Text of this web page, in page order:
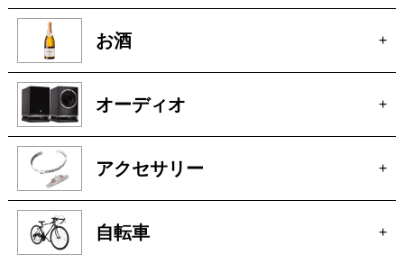
お酒 +
オーディオ +
アクセサリー +
自転車 +